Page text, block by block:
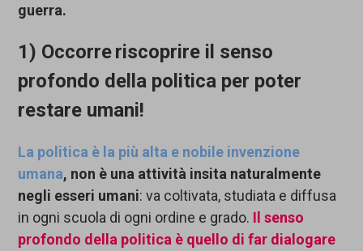
guerra.
1) Occorreriscoprire il senso
profondo della politica per poter
restare umani!
La politica è la più alta e nobile invenzione
umana, non è una attività insita naturalmente
negli esseri umani: va coltivata, studiata e diffusa
in ogni scuola di ogni ordine e grado. Il senso
profondo della politica è quello difar dialogare